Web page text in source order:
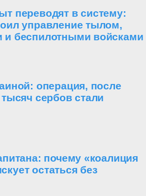
переводят в систему:
управление тылом,
и беспилотными войсками
операция, после
сербов стали
почему «коалиция
остаться без